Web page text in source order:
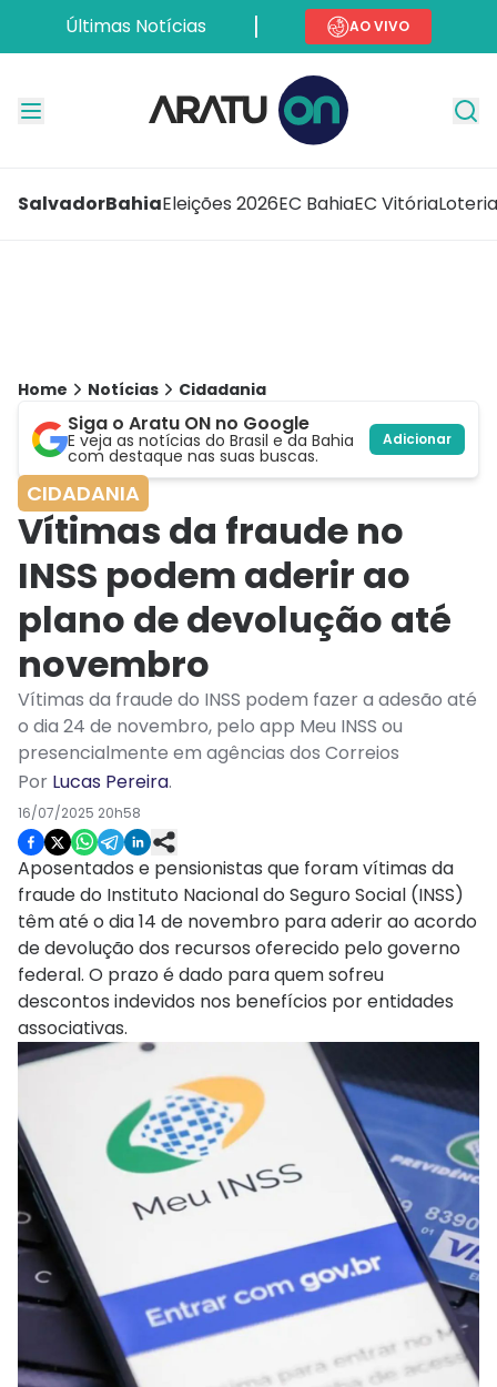
Últimas Notícias AO VIVO
SalvadorBahiaEleições 2026EC BahiaEC Vitória
Home Notícias Cidadania
Siga o Aratu ON no Google
E veja as notícias do Brasil e da Bahia
com destaque nas suas buscas.
Adicionar
CIDADANIA
Vítimas da fraude no
INSS podem aderir ao
plano de devolução até
novembro
Vítimas da fraude do INSS podem fazer a adesão até
o dia 24 de novembro, pelo app Meu INSS ou
presencialmente em agências dos Correios
Por Lucas Pereira.
16/07/2025 20h58
Aposentados e pensionistas que foram vítimas da
fraude do Instituto Nacional do Seguro Social (INSS)
têm até o dia 14 de novembro para aderir ao acordo
de devolução dos recursos oferecido pelo governo
federal. O prazo é dado para quem sofreu
descontos indevidos nos benefícios por entidades
associativas.